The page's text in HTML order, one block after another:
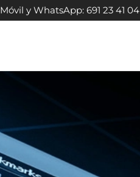
Móvil y WhatsApp: 691 23 41 04